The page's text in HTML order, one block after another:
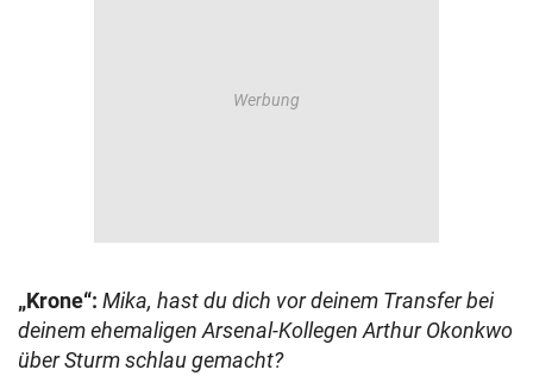
„Krone“: Mika, hast du dich vor deinem Transfer bei
deinem ehemaligen Arsenal-Kollegen Arthur Okonkwo
über Sturm schlau gemacht?